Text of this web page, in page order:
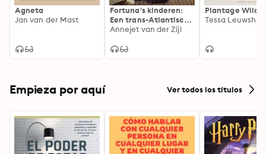
Agneta
Jan van der Mast
Fortuna's kinderen:
Een trans-Atlantische
familiekroniek
Annejet van der Zijl
Plantage
Tessa Leuwsha
Empieza por aquí Ver todos los títulos